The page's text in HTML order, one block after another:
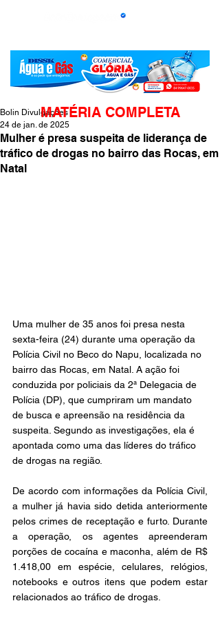
Mulher é presa suspeita de liderança de
tráfico de drogas no bairro das Rocas, em
Natal
Bolin Divulgações
24 de jan. de 2025
Uma mulher de 35 anos foi presa nesta
sexta-feira (24) durante uma operação da
Polícia Civil no Beco do Napu, localizada no
bairro das Rocas, em Natal. A ação foi
conduzida por policiais da 2ª Delegacia de
Polícia (DP), que cumpriram um mandato
de busca e apreensão na residência da
suspeita. Segundo as investigações, ela é
apontada como uma das líderes do tráfico
de drogas na região.
De acordo com informações da Polícia Civil,
a mulher já havia sido detida anteriormente
pelos crimes de receptação e furto. Durante
a operação, os agentes apreenderam
porções de cocaína e maconha, além de R$
1.418,00 em espécie, celulares, relógios,
notebooks e outros itens que podem estar
relacionados ao tráfico de drogas.
MATÉRIA COMPLETA